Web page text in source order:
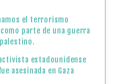
el terrorismo
parte de una guerra
estadounidense
asesinada en Gaza